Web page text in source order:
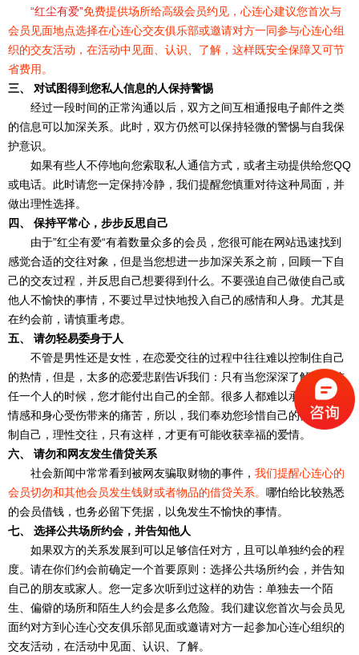
“红尘有爱”免费提供场所给高级会员约见，心连心建议您首次与
会员见面地点选择在心连心交友俱乐部或邀请对方一同参与心连心组
织的交友活动，在活动中见面、认识、了解，这样既安全保障又可节
省费用。
三、 对试图得到您私人信息的人保持警惕
经过一段时间的正常沟通以后，双方之间互相通报电子邮件之类
的信息可以加深关系。此时，双方仍然可以保持轻微的警惕与自我保
护意识。
如果有些人不停地向您索取私人通信方式，或者主动提供给您QQ
或电话。此时请您一定保持冷静，我们提醒您慎重对待这种局面，并
做出理性选择。
四、 保持平常心，步步反思自己
由于”红尘有爱“有着数量众多的会员，您很可能在网站迅速找到
感觉合适的交往对象，但是当您想进一步加深关系之前，回顾一下自
己的交友过程，并反思自己想要得到什么。不要强迫自己做使自己或
他人不愉快的事情，不要过早过快地投入自己的感情和人身。尤其是
在约会前，请慎重考虑。
五、 请勿轻易委身于人
不管是男性还是女性，在恋爱交往的过程中往往难以控制住自己
的热情，但是，太多的恋爱悲剧告诉我们：只有当您深深了解并且信
任一个人的时候，您才能付出自己的全部。很多人都难以承受恋爱中
情感和身心受伤带来的痛苦，所以，我们奉劝您珍惜自己的情感，克
制自己，理性交往，只有这样，才更有可能收获幸福的爱情。
六、 请勿和网友发生借贷关系
社会新闻中常常看到被网友骗取财物的事件， 我们提醒心连心的
会员切勿和其他会员发生钱财或者物品的借贷关系。 哪怕给比较熟悉
的会员借钱，也务必留下凭据，以免发生不愉快的事情。
七、 选择公共场所约会，并告知他人
如果双方的关系发展到可以足够信任对方，且可以单独约会的程
度。请在你们约会前确定一个首要原则：选择公共场所约会，并告知
自己的朋友或家人。您一定多次听到过这样的劝告：单独去一个陌
生、偏僻的场所和陌生人约会是多么危险。我们建议您首次与会员见
面约对方到心连心交友俱乐部见面或邀请对方一起参加心连心组织的
交友活动，在活动中见面、认识、了解。